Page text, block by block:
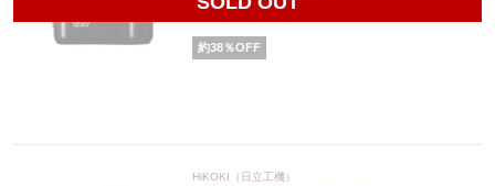
4,464
約38％OFF
HiKOKI（日立工機）